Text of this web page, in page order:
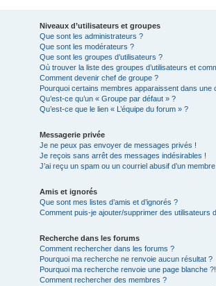
Niveaux d’utilisateurs et groupes
Que sont les administrateurs ?
Que sont les modérateurs ?
Que sont les groupes d’utilisateurs ?
Où trouver la liste des groupes d’utilisateurs et
Comment devenir chef de groupe ?
Pourquoi certains membres apparaissent dans une
Qu’est-ce qu’un « Groupe par défaut » ?
Qu’est-ce que le lien « L’équipe du forum » ?
Messagerie privée
Je ne peux pas envoyer de messages privés !
Je reçois sans arrêt des messages indésirables !
J’ai reçu un spam ou un courriel abusif d’un
Amis et ignorés
Que sont mes listes d’amis et d’ignorés ?
Comment puis-je ajouter/supprimer des utilisateurs
Recherche dans les forums
Comment rechercher dans les forums ?
Pourquoi ma recherche ne renvoie aucun résultat ?
Pourquoi ma recherche renvoie une page blanche ?!
Comment rechercher des membres ?